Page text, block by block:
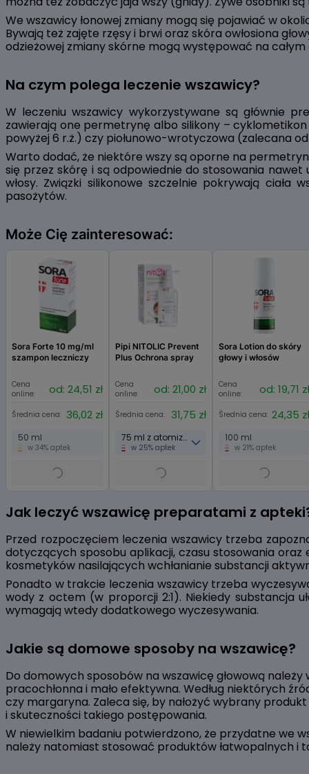
We wszawicy łonowej zmiany mogą się pojawiać w
Bywają też zajęte rzęsy i brwi oraz skóra owłosiona
odzieżowej zmiany skórne mogą występować na
Na czym polega leczenie wszawicy?
W leczeniu wszawicy wykorzystywane są głównie
zawierają one permetrynę albo silikony –
powyżej 6 r.ż.) czy piołunowo-wrotyczowa (zalecana
Warto dodać, że niektóre wszy są oporne na
się przez skórę i są odpowiednie do stosowania
włosy. Związki silikonowe szczelnie pokrywają
pasożytów.
Może Cię zainteresować:
Sora Forte 10 mg/ml
szampon leczniczy
Cena
online:
od: 24,51 zł
Średnia cena: 36,02 zł
50 ml
w 34% aptek
Pipi NITOLIC Prevent
Plus Ochrona spray
Cena
online:
od: 21,00 zł
Średnia cena: 31,75 zł
75 ml z atomizerem
w 25% aptek
Sora Lotion do skóry
głowy i włosów
Cena
online:
od: 19,71 zł
Średnia cena: 24,35 zł
100 ml
w 21% aptek
1
8
Jak leczyć wszawicę preparatami z
Przed rozpoczęciem leczenia wszawicy trzeba
dotyczących sposobu aplikacji, czasu stosowania
kosmetyków nasilających wchłanianie substancji
Ponadto w trakcie leczenia wszawicy trzeba
wody z octem (w proporcji 2:1). Niekiedy substancja
wymagają wtedy dodatkowego wyczesywania.
Jakie są domowe sposoby na wszawicę?
Do domowych sposobów na wszawicę głowową
pracochłonna i mało efektywna. Według niektórych
czy margaryna. Zaleca się, by nałożyć wybrany
i skuteczności takiego postępowania.
W niewielkim badaniu potwierdzono, że przydatne we
należy natomiast stosować produktów łatwopalnych